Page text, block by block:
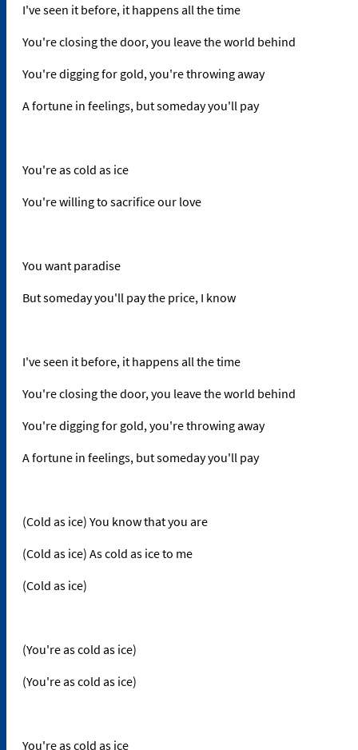
I've seen it before, it happens all the time
You're closing the door, you leave the world behind
You're digging for gold, you're throwing away
A fortune in feelings, but someday you'll pay
You're as cold as ice
You're willing to sacrifice our love
You want paradise
But someday you'll pay the price, I know
I've seen it before, it happens all the time
You're closing the door, you leave the world behind
You're digging for gold, you're throwing away
A fortune in feelings, but someday you'll pay
(Cold as ice) You know that you are
(Cold as ice) As cold as ice to me
(Cold as ice)
(You're as cold as ice)
(You're as cold as ice)
You're as cold as ice